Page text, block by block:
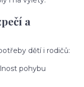
a
dětí i rodičů:
pohybu